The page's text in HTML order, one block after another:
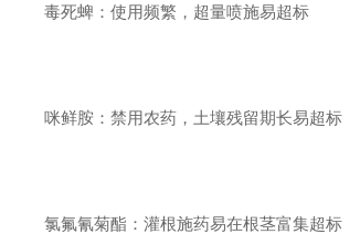
毒死蜱：使用频繁，超量喷施易超标
咪鲜胺：禁用农药，土壤残留期长易超标
氯氟氰菊酯：灌根施药易在根茎富集超标